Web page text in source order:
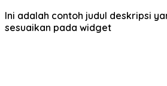
Ini adalah contoh judul deskripsi
sesuaikan pada widget